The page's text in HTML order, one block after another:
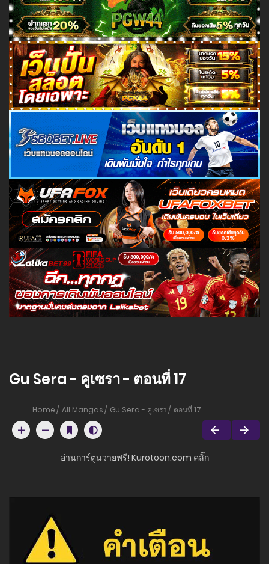
Gu Sera - คูเซรา - ตอนที่ 17
Home All Mangas Gu Sera - คูเซรา ตอนที่ 17
อ่านการ์ตูนวายฟรี! Kurotoon.com คลิ๊ก